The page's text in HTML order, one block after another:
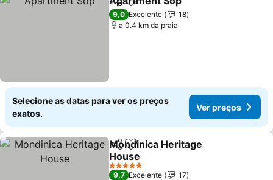
PartilharAdicionar aos favoritos
9,0 Excelente
18
a 0.4 km da praia
Selecione as datas para ver os preços
exatos.
Ver preços
PartilharAdicionar aos favoritos
Mondinica Heritage
House
5 Estrelas
9,7 Excelente
17